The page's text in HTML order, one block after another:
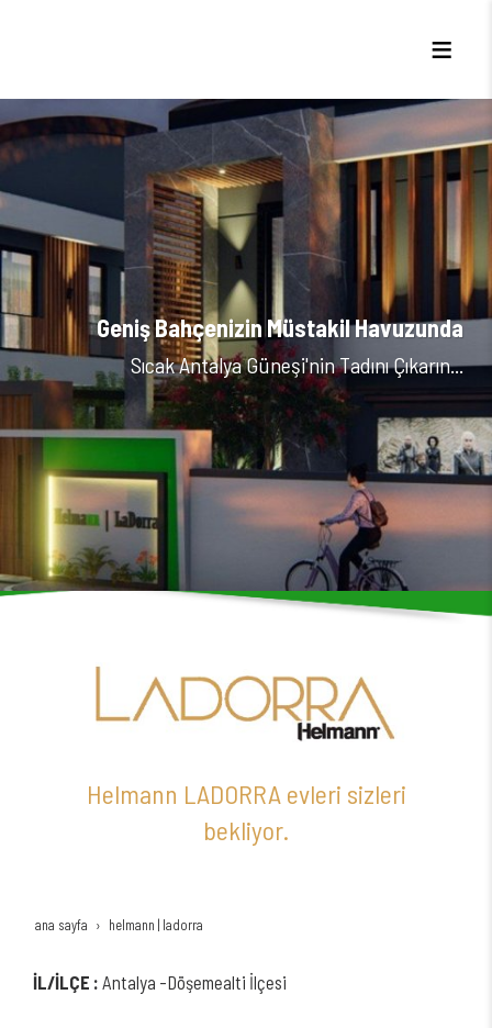
Geniş Bahçenizin Müstakil Havuzunda
Sıcak Antalya Güneşi'nin Tadını Çıkarın...
Helmann LADORRA evleri sizleri
bekliyor.
ana sayfa helmann | ladorra
İL/İLÇE : Antalya -Döşemealti İlçesi